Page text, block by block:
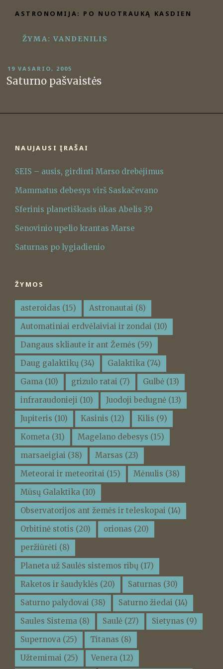
prieASTRONOMIJA: PO NUOTRAUKĄ KASDIEN
ŽYMA:VANDENILIS
PASKELBTA
19 VASARIO, 2005
Saturno pašvaistės
NAUJAUSI ĮRAŠAI
SEIS – ausis, girdinti Marso drebėjimus
Mammatus debesys virš Saskačevano
Sferinis planetiškasis ūkas Abelis 39
Senovinio upelio krantas Marse
Saturnas po lygiadienio
ŽYMOS
asteroidas (15) Astronautai (8)
Automatiniai erdvėlaiviai ir zondai (10)
Dangaus skliaute ir ant Žemės (59)
Daug galaktikų (34) Galaktika (74)
Gama (10) grizulo ratai (7) Gulbė (13)
infraraudonieji (10) Juodoji bedugnė (13)
Jupiteris (10) Kasinis (12) Kilis (9)
Kometa (31) Magelano debesys (15)
marsaeigiai (38) Marsas (23)
Meteorai ir meteoritai (15) Mėnulis (38)
Mūsų Galaktika (10)
Observatorijos ant žemės ir teleskopai (14)
Orbitinė stotis (20) orionas (20)
peržiūrėti (8)
Planeta už Saulės sistemos ribų (17)
Raketos ir šaudyklės (20) Saturnas (30)
Saturno palydovai (38) Saturno žiedai (14)
Saules Sistema (8) Saulė (27) Sietynas (9)
Supernova (25) Titanas (8)
Užtemimai (25) Venera (12)